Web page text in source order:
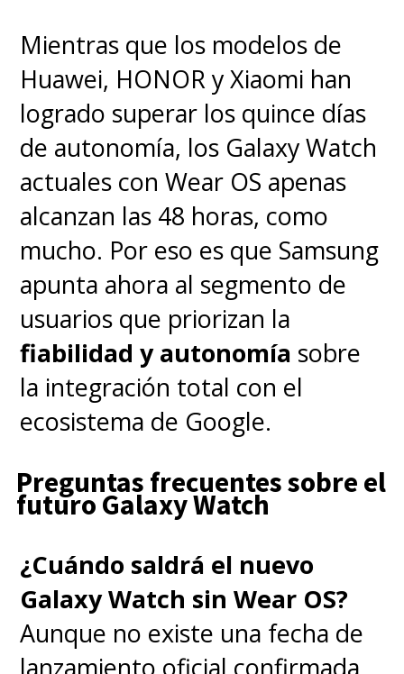
Mientras que los modelos de
Huawei, HONOR y Xiaomi han
logrado superar los quince días
de autonomía, los Galaxy Watch
actuales con Wear OS apenas
alcanzan las 48 horas, como
mucho. Por eso es que Samsung
apunta ahora al segmento de
usuarios que priorizan la
fiabilidad y autonomía sobre
la integración total con el
ecosistema de Google.
Preguntas frecuentes sobre el
futuro Galaxy Watch
¿Cuándo saldrá el nuevo
Galaxy Watch sin Wear OS?
Aunque no existe una fecha de